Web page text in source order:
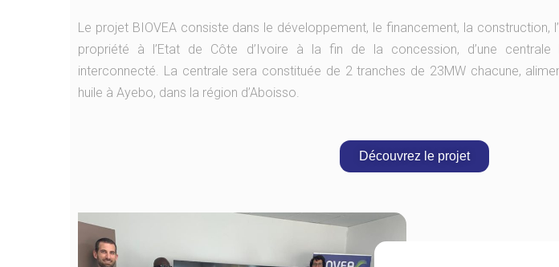
Le projet BIOVEA consiste dans le développement, le financement, la construction,
propriété à l’Etat de Côte d’Ivoire à la fin de la concession, d’une
interconnecté. La centrale sera constituée de 2 tranches de 23MW chacune,
huile à Ayebo, dans la région d’Aboisso.
Découvrez le projet